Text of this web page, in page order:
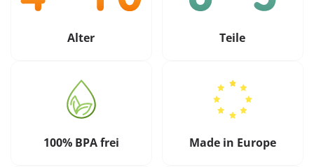
Alter Teile
100% BPA frei Made in Europe